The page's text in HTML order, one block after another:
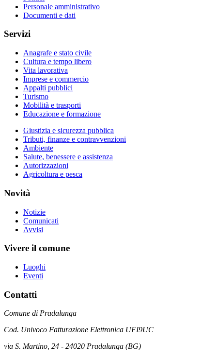
Personale amministrativo
Documenti e dati
Servizi
Anagrafe e stato civile
Cultura e tempo libero
Vita lavorativa
Imprese e commercio
Appalti pubblici
Turismo
Mobilità e trasporti
Educazione e formazione
Giustizia e sicurezza pubblica
Tributi, finanze e contravvenzioni
Ambiente
Salute, benessere e assistenza
Autorizzazioni
Agricoltura e pesca
Novità
Notizie
Comunicati
Avvisi
Vivere il comune
Luoghi
Eventi
Contatti
Comune di Pradalunga
Cod. Univoco Fatturazione Elettronica UFI9UC
via S. Martino, 24 - 24020 Pradalunga (BG)